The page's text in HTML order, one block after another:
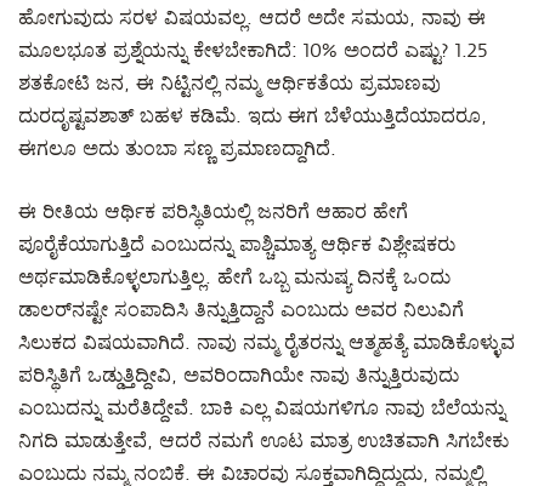
ಹೋಗುವುದು ಸರಳ ವಿಷಯವಲ್ಲ. ಆದರೆ ಅದೇ ಸಮಯ, ನಾವು ಈ
ಮೂಲಭೂತ ಪ್ರಶ್ನೆಯನ್ನು ಕೇಳಬೇಕಾಗಿದೆ: 10% ಅಂದರೆ ಎಷ್ಟು? 1.25
ಶತಕೋಟಿ ಜನ, ಈ ನಿಟ್ಟಿನಲ್ಲಿ ನಮ್ಮ ಆರ್ಥಿಕತೆಯ ಪ್ರಮಾಣವು
ದುರದೃಷ್ಟವಶಾತ್ ಬಹಳ ಕಡಿಮೆ. ಇದು ಈಗ ಬೆಳೆಯುತ್ತಿದೆಯಾದರೂ,
ಈಗಲೂ ಅದು ತುಂಬಾ ಸಣ್ಣ ಪ್ರಮಾಣದ್ದಾಗಿದೆ.
ಈ ರೀತಿಯ ಆರ್ಥಿಕ ಪರಿಸ್ಥಿತಿಯಲ್ಲಿ ಜನರಿಗೆ ಆಹಾರ ಹೇಗೆ
ಪೂರೈಕೆಯಾಗುತ್ತಿದೆ ಎಂಬುದನ್ನು ಪಾಶ್ಚಿಮಾತ್ಯ ಆರ್ಥಿಕ ವಿಶ್ಲೇಷಕರು
ಅರ್ಥಮಾಡಿಕೊಳ್ಳಲಾಗುತ್ತಿಲ್ಲ. ಹೇಗೆ ಒಬ್ಬ ಮನುಷ್ಯ ದಿನಕ್ಕೆ ಒಂದು
ಡಾಲರ್‌ನಷ್ಟೇ ಸಂಪಾದಿಸಿ ತಿನ್ನುತ್ತಿದ್ದಾನೆ ಎಂಬುದು ಅವರ ನಿಲುವಿಗೆ
ಸಿಲುಕದ ವಿಷಯವಾಗಿದೆ. ನಾವು ನಮ್ಮ ರೈತರನ್ನು ಆತ್ಮಹತ್ಯೆ ಮಾಡಿಕೊಳ್ಳುವ
ಪರಿಸ್ಥಿತಿಗೆ ಒಡ್ಡುತ್ತಿದ್ದೀವಿ, ಅವರಿಂದಾಗಿಯೇ ನಾವು ತಿನ್ನುತ್ತಿರುವುದು
ಎಂಬುದನ್ನು ಮರೆತಿದ್ದೇವೆ. ಬಾಕಿ ಎಲ್ಲ ವಿಷಯಗಳಿಗೂ ನಾವು ಬೆಲೆಯನ್ನು
ನಿಗದಿ ಮಾಡುತ್ತೇವೆ, ಆದರೆ ನಮಗೆ ಊಟ ಮಾತ್ರ ಉಚಿತವಾಗಿ ಸಿಗಬೇಕು
ಎಂಬುದು ನಮ್ಮ ನಂಬಿಕೆ. ಈ ವಿಚಾರವು ಸೂಕ್ತವಾಗಿದ್ದಿದ್ದುದು, ನಮ್ಮಲ್ಲಿ